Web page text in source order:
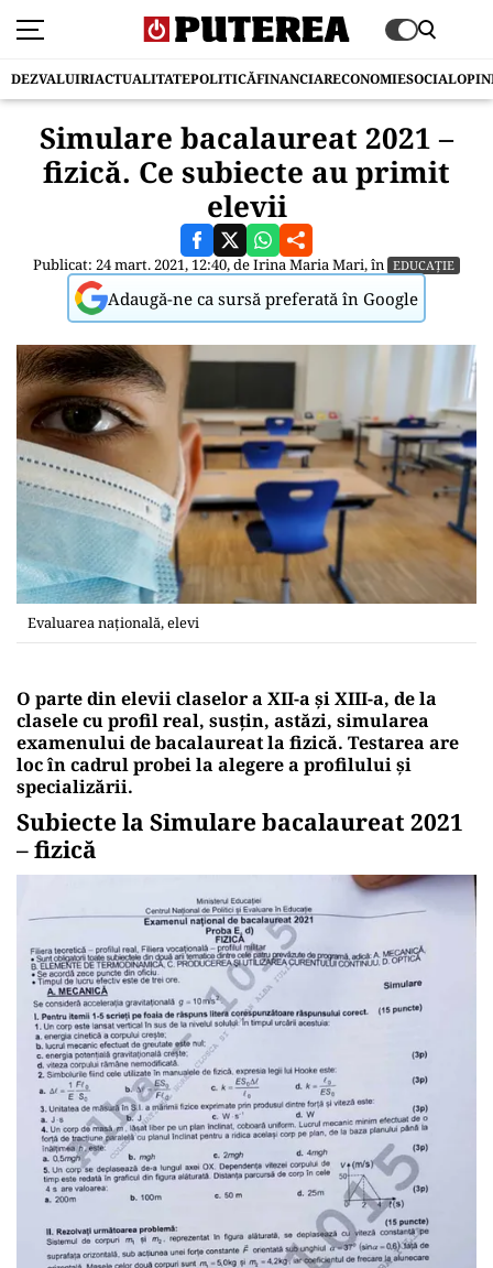
DEZVALUIRIACTUALITATEPOLITICĂFINANCIARECONOMIESOCIAL
Simulare bacalaureat 2021 –
fizică. Ce subiecte au primit
elevii
Publicat: 24 mart. 2021, 12:40, deIrina Maria Mari, în EDUCAȚIE
Adaugă-ne ca sursă preferată în Google
Evaluarea națională, elevi
O parte din elevii claselor a XII-a și XIII-a, de la
clasele cu profil real, susțin, astăzi, simularea
examenului de bacalaureat la fizică. Testarea are
loc în cadrul probei la alegere a profilului și
specializării.
Subiecte la Simulare bacalaureat 2021
– fizică